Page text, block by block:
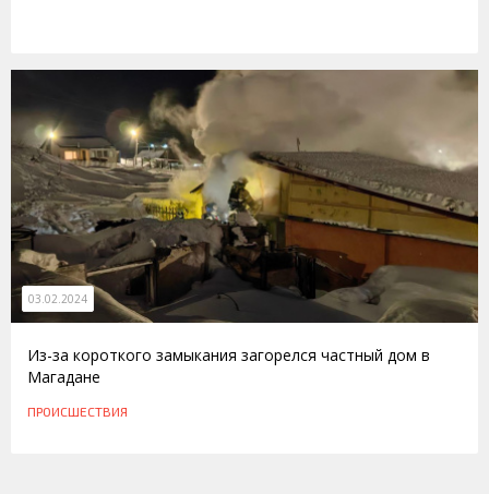
03.02.2024
Из-за короткого замыкания загорелся частный дом в
Магадане
ПРОИСШЕСТВИЯ